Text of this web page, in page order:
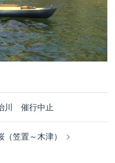
川 催行中止
笠置～木津）